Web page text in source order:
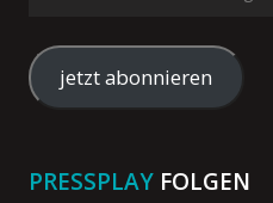
Mail-
Adresse
eingeben
jetzt abonnieren
PRESSPLAY FOLGEN